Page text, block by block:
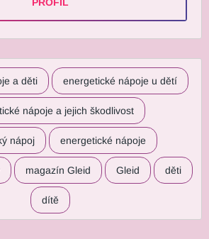
a děti energetické nápoje u dětí
nápoje a jejich škodlivost
nápoj energetické nápoje
magazín Gleid Gleid děti
dítě